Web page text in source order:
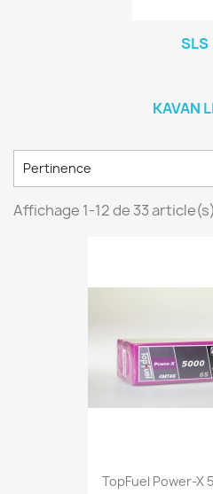
SLS
KAVAN
Pertinence
Affichage 1-12 de 33 article(s)
TopFuel Power-X